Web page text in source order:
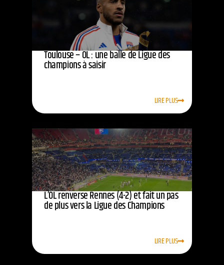
Toulouse – OL : une balle de Ligue des
champions à saisir
LIRE PLUS
L’OL renverse Rennes (4-2) et fait un pas
de plus vers la Ligue des Champions
LIRE PLUS